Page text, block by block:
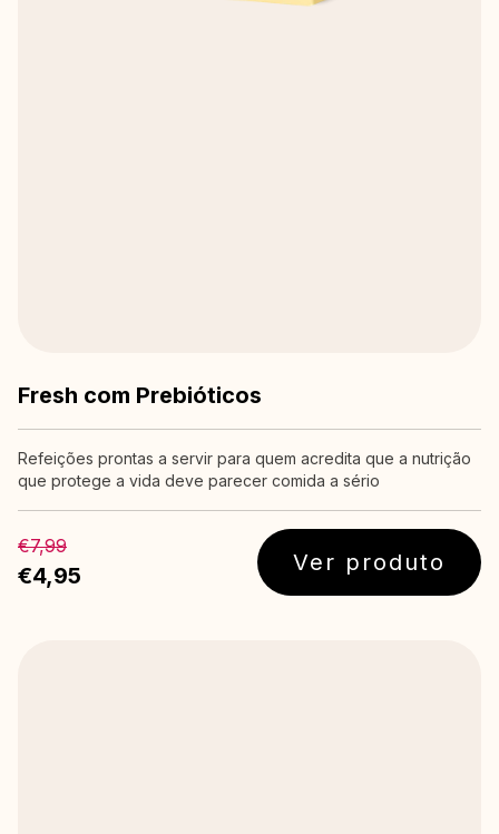
Fresh com Prebióticos
Refeições prontas a servir para quem acredita que a nutrição
que protege a vida deve parecer comida a sério
€7,99
€4,95 Ver produto